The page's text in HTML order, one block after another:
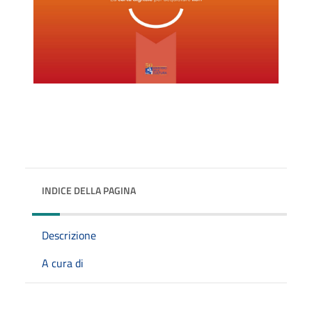
INDICE DELLA PAGINA
Descrizione
A cura di